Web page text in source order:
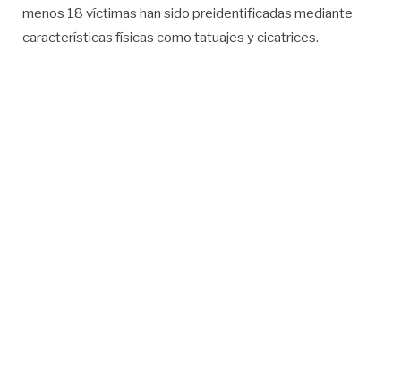
menos 18 víctimas han sido preidentificadas mediante
características físicas como tatuajes y cicatrices.